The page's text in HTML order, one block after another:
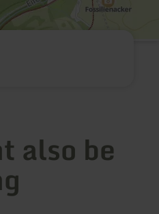
also be